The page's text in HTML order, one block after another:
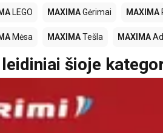
LEGO MAXIMAGėrimai MAXIMA
Mėsa MAXIMATešla MAXIMA
šioje